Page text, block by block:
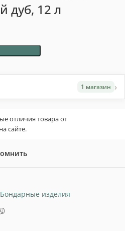
дуб, 12 л
1 магазин ›
отличия товара от
сайте.
Бондарные изделия